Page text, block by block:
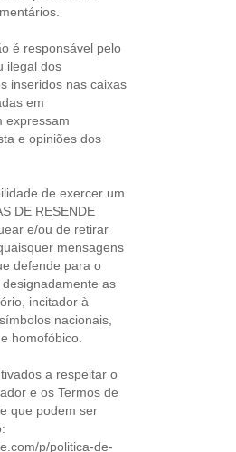
é responsável pelo
ilegal dos
inseridos nas caixas
em
expressam
e opiniões dos
de exercer um
DE RESENDE
e/ou de retirar
mensagens
defende para o
as
incitador à
nacionais,
homofóbico.
a respeitar o
e os Termos de
que podem ser
p/politica-de-